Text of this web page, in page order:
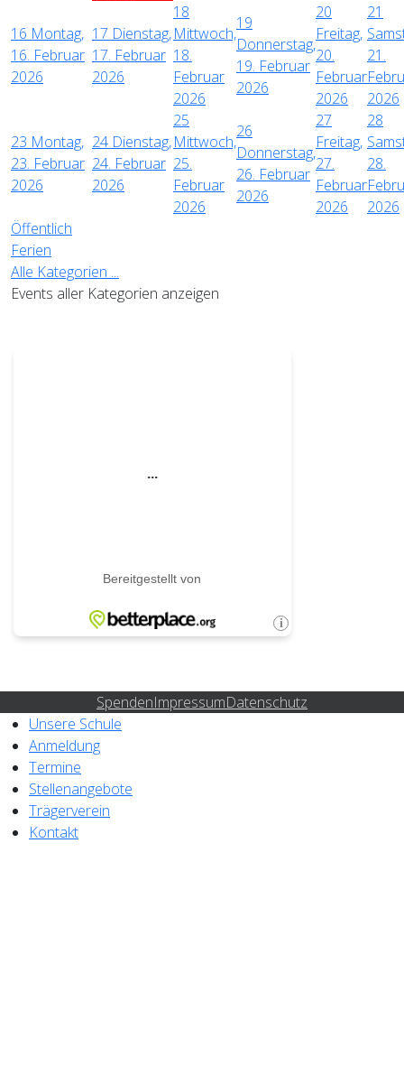
16 Montag,
16. Februar
2026
17 Dienstag,
17. Februar
2026
18
Mittwoch,
18.
Februar
2026
19
Donnerstag,
19. Februar
2026
20
Freitag,
20.
Februar
2026
21
21.
2026
23 Montag,
23. Februar
2026
24 Dienstag,
24. Februar
2026
25
Mittwoch,
25.
Februar
2026
26
Donnerstag,
26. Februar
2026
27
Freitag,
27.
Februar
2026
28
28.
2026
Öffentlich
Ferien
Alle Kategorien ...
Events aller Kategorien anzeigen
SpendenImpressumDatenschutz
Unsere Schule
Anmeldung
Termine
Stellenangebote
Trägerverein
Kontakt